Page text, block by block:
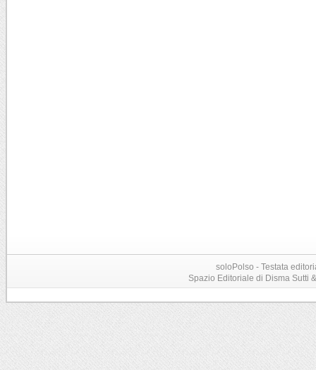
soloPolso - Testata
Spazio Editoriale di Disma Sutti